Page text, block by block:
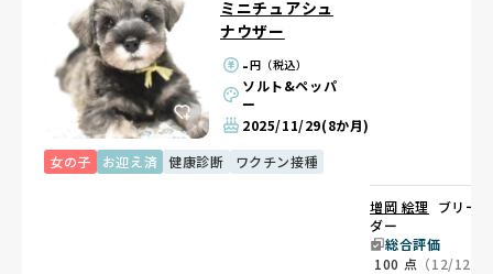
ミニチュアシュ
ナウザー
-円（税込）
ソルト&ペッパ
ー
2025/11/29(8か月)
女の子
お迎え済 健康診断 ワクチン接種
増岡 絵理
ブリー
ダー
総合評価
100 点 （12/12）